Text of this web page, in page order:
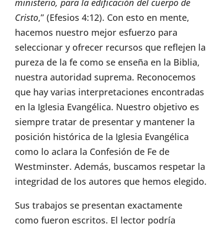
ministerio, para la edificación del cuerpo de
Cristo,” (Efesios 4:12). Con esto en mente,
hacemos nuestro mejor esfuerzo para
seleccionar y ofrecer recursos que reflejen la
pureza de la fe como se enseña en la Biblia,
nuestra autoridad suprema. Reconocemos
que hay varias interpretaciones encontradas
en la Iglesia Evangélica. Nuestro objetivo es
siempre tratar de presentar y mantener la
posición histórica de la Iglesia Evangélica
como lo aclara la Confesión de Fe de
Westminster. Además, buscamos respetar la
integridad de los autores que hemos elegido.
Sus trabajos se presentan exactamente
como fueron escritos. El lector podría